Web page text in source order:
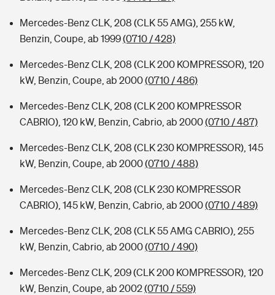
Mercedes-Benz CLK, 208 (CLK 55 AMG), 255 kW,
Benzin, Coupe, ab 1999(0710 / 428)
Mercedes-Benz CLK, 208 (CLK 200 KOMPRESSOR), 120
kW, Benzin, Coupe, ab 2000(0710 / 486)
Mercedes-Benz CLK, 208 (CLK 200 KOMPRESSOR
CABRIO), 120 kW, Benzin, Cabrio, ab 2000(0710 / 487)
Mercedes-Benz CLK, 208 (CLK 230 KOMPRESSOR), 145
kW, Benzin, Coupe, ab 2000(0710 / 488)
Mercedes-Benz CLK, 208 (CLK 230 KOMPRESSOR
CABRIO), 145 kW, Benzin, Cabrio, ab 2000(0710 / 489)
Mercedes-Benz CLK, 208 (CLK 55 AMG CABRIO), 255
kW, Benzin, Cabrio, ab 2000(0710 / 490)
Mercedes-Benz CLK, 209 (CLK 200 KOMPRESSOR), 120
kW, Benzin, Coupe, ab 2002(0710 / 559)